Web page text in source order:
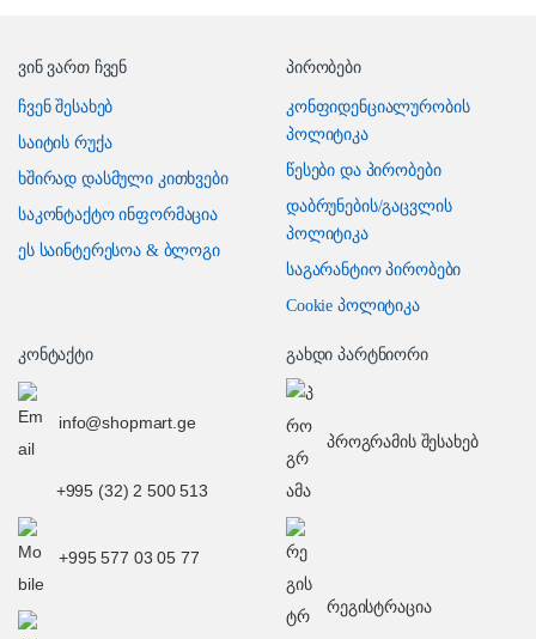
ვინ ვართ ჩვენ
ჩვენ შესახებ
საიტის რუქა
ხშირად დასმული კითხვები
საკონტაქტო ინფორმაცია
ეს საინტერესოა & ბლოგი
პირობები
კონფიდენციალურობის
პოლიტიკა
წესები და პირობები
დაბრუნების/გაცვლის
პოლიტიკა
საგარანტიო პირობები
Cookie პოლიტიკა
კონტაქტი
info@shopmart.ge
+995 (32) 2 500 513
+995 577 03 05 77
გახდი პარტნიორი
პროგრამის შესახებ
რეგისტრაცია